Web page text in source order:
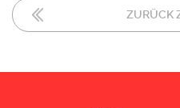
ZURÜCK